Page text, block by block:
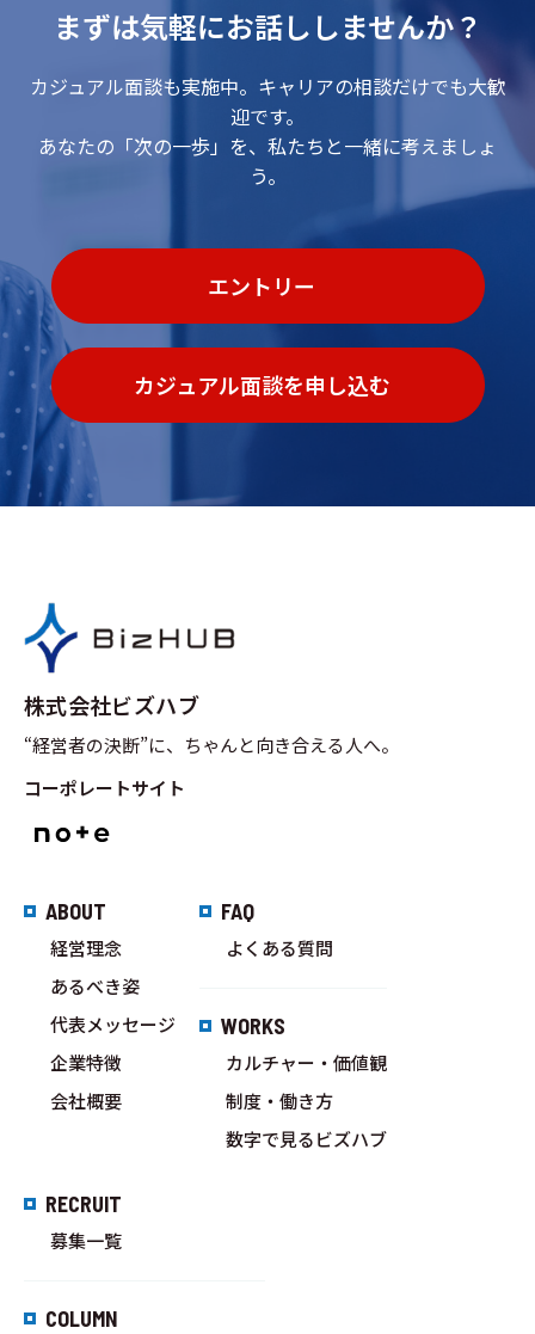
まずは気軽にお話ししませんか？
カジュアル面談も実施中。キャリアの相談だけでも大歓
迎です。
あなたの「次の一歩」を、私たちと一緒に考えましょ
う。
エントリー
カジュアル面談を申し込む
株式会社ビズハブ
“経営者の決断”に、ちゃんと向き合える人へ。
コーポレートサイト
ABOUT
経営理念
あるべき姿
代表メッセージ
企業特徴
会社概要
FAQ
よくある質問
WORKS
カルチャー・価値観
制度・働き方
数字で見るビズハブ
RECRUIT
募集一覧
COLUMN